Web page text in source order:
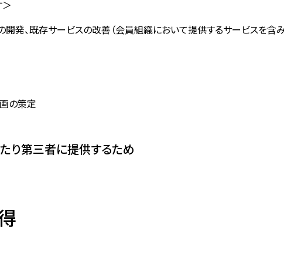
発、既存サービスの改善（会員組織において提供するサービスを含
の策定
り第三者に提供するため